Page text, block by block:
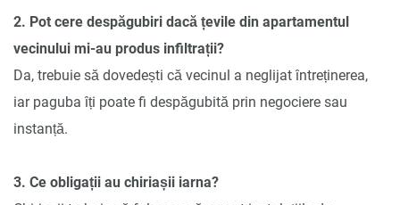
2. Pot cere despăgubiri dacă țevile din apartamentul
vecinului mi-au produs infiltrații?
Da, trebuie să dovedești că vecinul a neglijat întreținerea,
iar paguba îți poate fi despăgubită prin negociere sau
instanță.
3. Ce obligații au chiriașii iarna?